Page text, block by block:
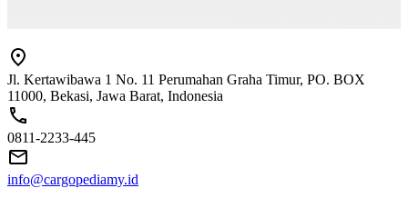
Jl. Kertawibawa 1 No. 11 Perumahan Graha Timur, PO. BOX
11000, Bekasi, Jawa Barat, Indonesia
0811-2233-445
info@cargopediamy.id